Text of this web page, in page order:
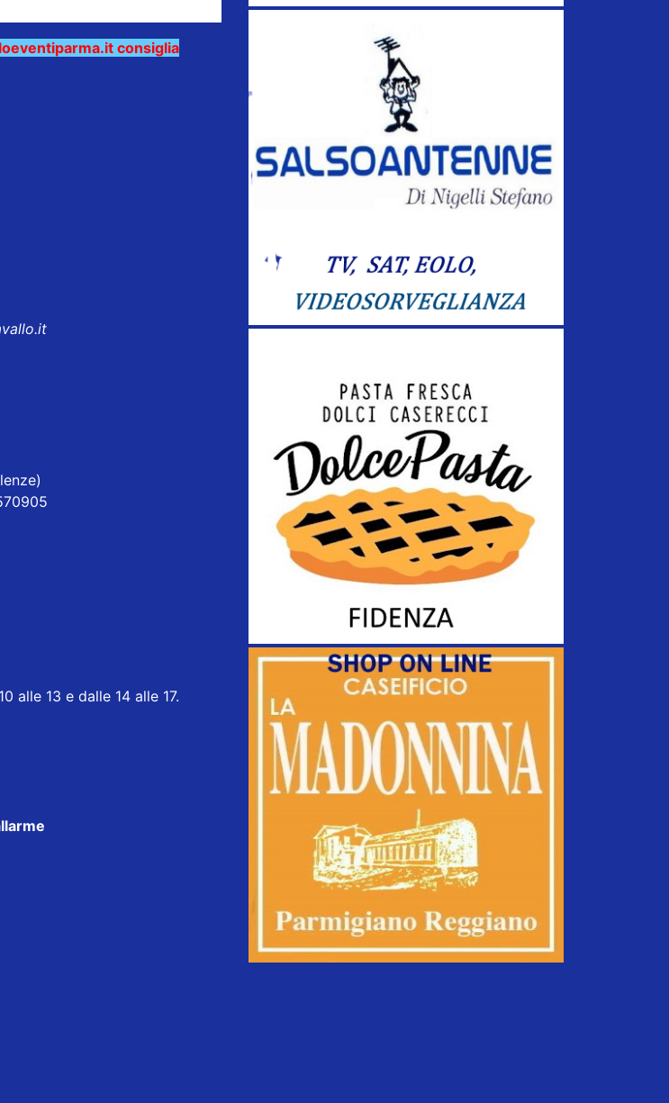
consiglia
alle 13 e dalle 14 alle 17.